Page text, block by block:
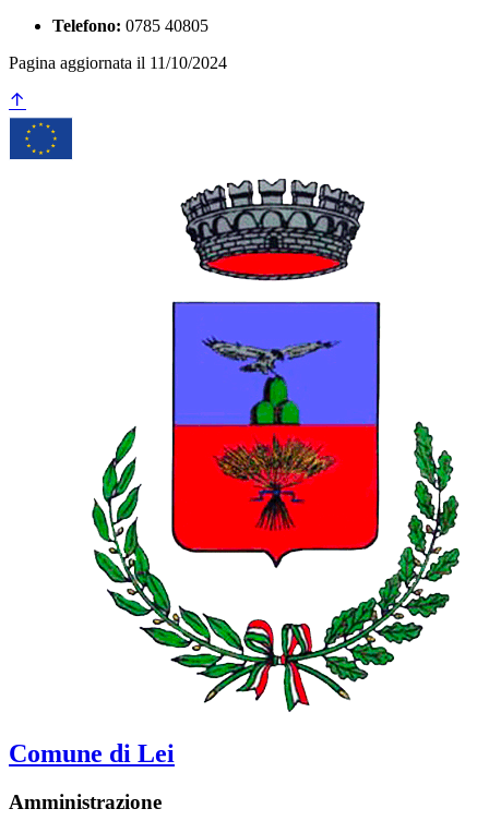
Telefono: 0785 40805
Pagina aggiornata il 11/10/2024
Comune di Lei
Amministrazione